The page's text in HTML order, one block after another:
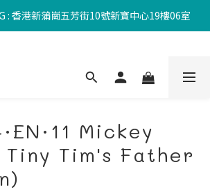
: 香港新蒲崗五芳街10號新寶中心19樓06室
Mickey
Tiny Tim's Father